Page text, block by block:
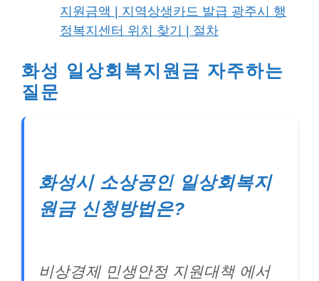
지원금액 | 지역상생카드 발급 광주시 행
정복지센터 위치 찾기 | 절차
화성 일상회복지원금 자주하는
질문
화성시 소상공인 일상회복지
원금 신청방법은?
비상경제 민생안정 지원대책 에서